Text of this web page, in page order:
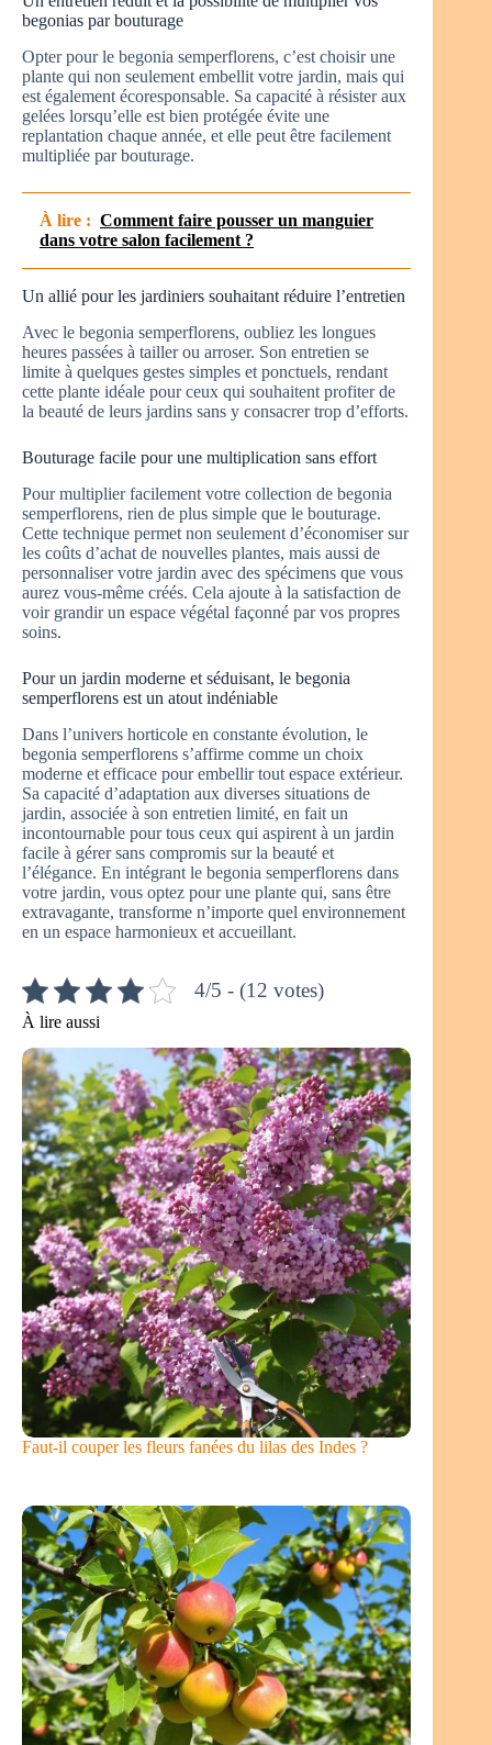
begonias par bouturage
Opter pour le begonia semperflorens, c’est choisir une
plante qui non seulement embellit votre jardin, mais qui
est également écoresponsable. Sa capacité à résister aux
gelées lorsqu’elle est bien protégée évite une
replantation chaque année, et elle peut être facilement
multipliée par bouturage.
À lire : Comment faire pousser un manguier
dans votre salon facilement ?
Un allié pour les jardiniers souhaitant réduire l’entretien
Avec le begonia semperflorens, oubliez les longues
heures passées à tailler ou arroser. Son entretien se
limite à quelques gestes simples et ponctuels, rendant
cette plante idéale pour ceux qui souhaitent profiter de
la beauté de leurs jardins sans y consacrer trop d’efforts.
Bouturage facile pour une multiplication sans effort
Pour multiplier facilement votre collection de begonia
semperflorens, rien de plus simple que le bouturage.
Cette technique permet non seulement d’économiser sur
les coûts d’achat de nouvelles plantes, mais aussi de
personnaliser votre jardin avec des spécimens que vous
aurez vous-même créés. Cela ajoute à la satisfaction de
voir grandir un espace végétal façonné par vos propres
soins.
Pour un jardin moderne et séduisant, le begonia
semperflorens est un atout indéniable
Dans l’univers horticole en constante évolution, le
begonia semperflorens s’affirme comme un choix
moderne et efficace pour embellir tout espace extérieur.
Sa capacité d’adaptation aux diverses situations de
jardin, associée à son entretien limité, en fait un
incontournable pour tous ceux qui aspirent à un jardin
facile à gérer sans compromis sur la beauté et
l’élégance. En intégrant le begonia semperflorens dans
votre jardin, vous optez pour une plante qui, sans être
extravagante, transforme n’importe quel environnement
en un espace harmonieux et accueillant.
4/5 - (12 votes)
À lire aussi
Faut-il couper les fleurs fanées du lilas des Indes ?